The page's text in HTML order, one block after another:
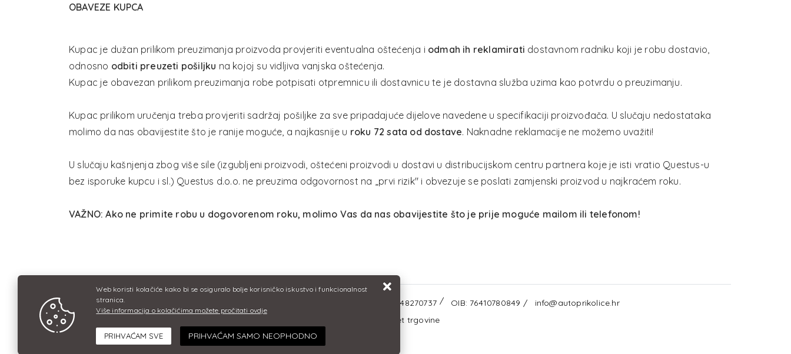
OBAVEZE KUPCA
Kupac je dužan prilikom preuzimanja proizvoda provjeriti eventualna oštećenja i odmah ih reklamirati dostavnom radniku koji je robu dostavio,
odnosno odbiti preuzeti pošiljku na kojoj su vidljiva vanjska oštećenja.
Kupac je obavezan prilikom preuzimanja robe potpisati otpremnicu ili dostavnicu te je dostavna služba uzima kao potvrdu o preuzimanju.
Kupac prilikom uručenja treba provjeriti sadržaj pošiljke za sve pripadajuće dijelove navedene u specifikaciji proizvođača. U slučaju nedostataka
molimo da nas obavijestite što je ranije moguće, a najkasnije u roku 72 sata od dostave. Naknadne reklamacije ne možemo uvažiti!
U slučaju kašnjenja zbog više sile (izgubljeni proizvodi, oštećeni proizvodi u dostavi u distribucijskom centru partnera koje je isti vratio Questus-u
bez isporuke kupcu i sl.) Questus d.o.o. ne preuzima odgovornost na „prvi rizik" i obvezuje se poslati zamjenski proizvod u najkraćem roku.
VAŽNO: Ako ne primite robu u dogovorenom roku, molimo Vas da nas obavijestite što je prije moguće mailom ili telefonom!
+38548270737 OIB: 76410780849
info@autoprikolice.hr
Izrada internet trgovine
Web koristi kolačiće kako bi se osiguralo bolje korisničko iskustvo i funkcionalnost
stranica.
Više informacija o kolačićima možete pročitati ovdje
PRIHVAĆAM SVE PRIHVAĆAM SAMO NEOPHODNO